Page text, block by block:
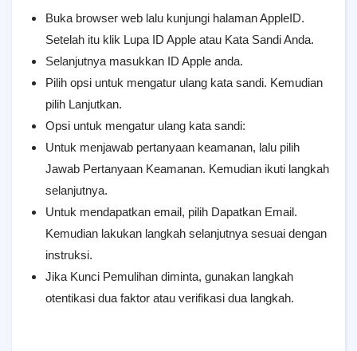
Buka browser web lalu kunjungi halaman AppleID.
Setelah itu klik Lupa ID Apple atau Kata Sandi Anda.
Selanjutnya masukkan ID Apple anda.
Pilih opsi untuk mengatur ulang kata sandi. Kemudian
pilih Lanjutkan.
Opsi untuk mengatur ulang kata sandi:
Untuk menjawab pertanyaan keamanan, lalu pilih
Jawab Pertanyaan Keamanan. Kemudian ikuti langkah
selanjutnya.
Untuk mendapatkan email, pilih Dapatkan Email.
Kemudian lakukan langkah selanjutnya sesuai dengan
instruksi.
Jika Kunci Pemulihan diminta, gunakan langkah
otentikasi dua faktor atau verifikasi dua langkah.